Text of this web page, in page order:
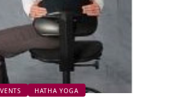
HATHA YOGA